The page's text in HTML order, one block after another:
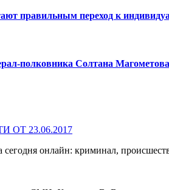
правильным переход к
полковника Солтана Магометова
23.06.2017
онлайн: криминал,